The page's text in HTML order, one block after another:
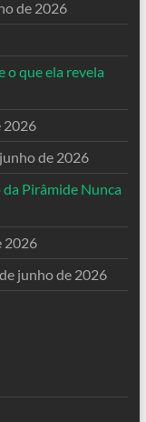
de 2026
o que ela revela
2026
de 2026
Pirâmide Nunca
2026
junho de 2026